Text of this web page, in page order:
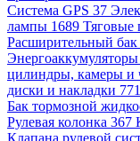
Система GPS 37
лампы 1689 Тяговые
Расширительный бак
цилиндры, камеры и
диски и накладки 771
Бак тормозной
Рулевая колонка 367